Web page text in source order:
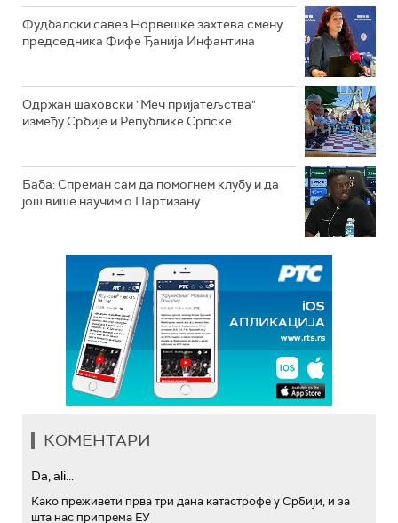
Фудбалски савез Норвешке захтева смену
председника Фифе Ђанија Инфантина
Одржан шаховски "Меч пријатељства"
између Србије и Републике Српске
Баба: Спреман сам да помогнем клубу и да
још више научим о Партизану
КОМЕНТАРИ
Da, ali...
Како преживети прва три дана катастрофе у Србији, и за
шта нас припрема ЕУ